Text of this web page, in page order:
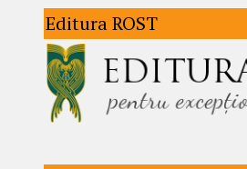
Editura ROST